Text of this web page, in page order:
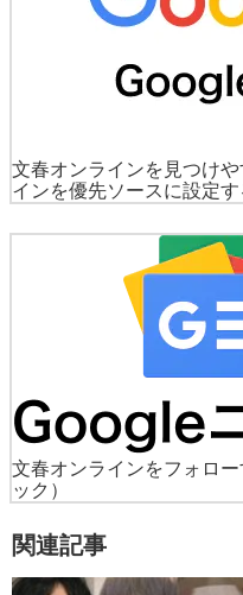
文春オンラインを見つけや
インを優先ソースに設定す
文春オンラインをフォロー
ック）
関連記事